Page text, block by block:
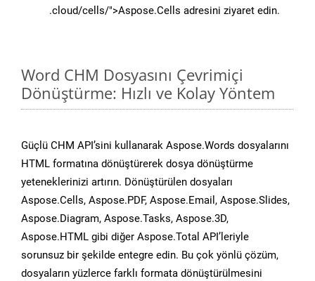
.cloud/cells/">Aspose.Cells adresini ziyaret edin.
Word CHM Dosyasını Çevrimiçi
Dönüştürme: Hızlı ve Kolay Yöntem
Güçlü CHM API’sini kullanarak Aspose.Words dosyalarını
HTML formatına dönüştürerek dosya dönüştürme
yeteneklerinizi artırın. Dönüştürülen dosyaları
Aspose.Cells, Aspose.PDF, Aspose.Email, Aspose.Slides,
Aspose.Diagram, Aspose.Tasks, Aspose.3D,
Aspose.HTML gibi diğer Aspose.Total API’leriyle
sorunsuz bir şekilde entegre edin. Bu çok yönlü çözüm,
dosyaların yüzlerce farklı formata dönüştürülmesini